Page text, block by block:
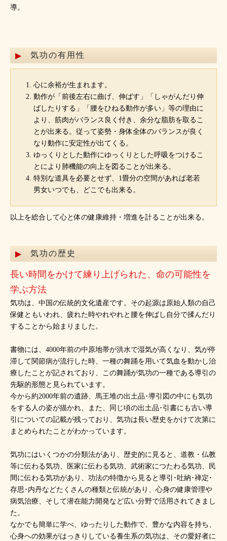
導。
気功の有用性
心に余裕が生まれます。
動作が「前後左右に曲げ、伸ばす」「しゃがんだり伸
ばしたりする」「腰をひねる動作が多い」等の理由に
より、筋肉がバランス良く付き、余分な脂肪を取るこ
とが出来る。従って姿勢・身体全体のバランスが良く
なり動作に安定性が出てくる。
ゆっくりとした動作にゆっくりとした呼吸をつけるこ
とにより肺機能の向上を図ることが出来る。
特別な道具を必要とせず、1畳分の空間があれば老若
男女いつでも、どこでも出来る。
以上を総合して心と体の健康維持・増進を計ることが出来る。
気功の歴史
長い時間をかけて練り上げられた、命の可能性を
学ぶ方法
気功は、中国の伝統的文化遺産です。その起源は原始人類の自己
保健ともいわれ、疲れた時やれやれと腰を伸ばし自分で揉んだり
することから始まりました。
書物には、4000年前の中原地帯が洪水で湿気が高くなり、気が停
滞して関節病が流行した時、一種の舞踊を用いて気血を動かし治
療したことが記されており、この舞踊が気功の一種である導引の
先駆的形態と見られています。
今から約2000年前の遺跡、馬王堆の出土品･導引図の中にも気功
をする人の姿が描かれ、また、同じ頃の出土品･引書にも古い導
引についての記載が残っており、気功は長い歴史をかけて次第に
まとめられたことがわかっています。
気功にはいくつかの分類法があり、歴史的に見ると、道教・仏教
等に伝わる気功、医家に伝わる気功、武術家につたわる気功、民
間に伝わる気功があり、功法の特徴から見ると導引･吐納･禅定･
存思･内丹などたくさんの種類と伝統があり、心身の健康管理や
病気治療、そして潜在能力開発など広い分野で活用されてきまし
た。
なかでも簡単に学べ、ゆったりした動作で、豊かな内容を持ち、
心身への効果がはっきりしている養生系の気功は、その愛好者に